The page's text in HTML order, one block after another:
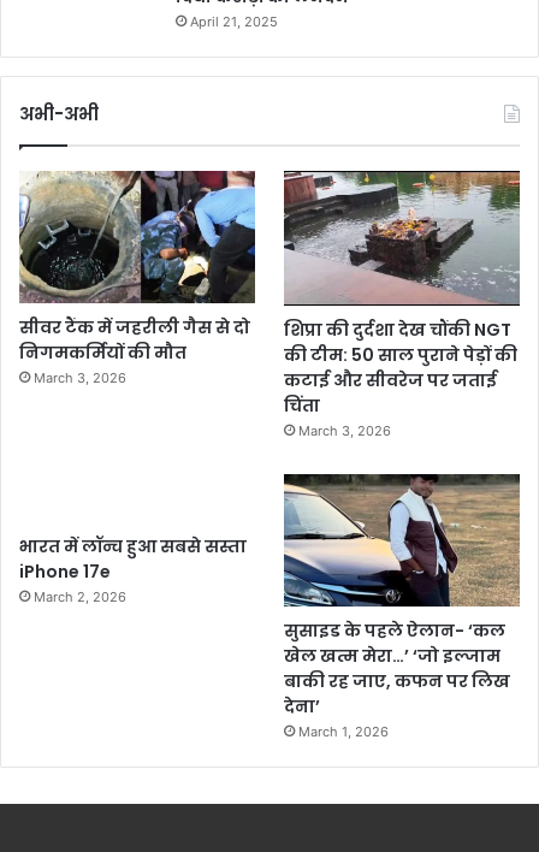
April 21, 2025
अभी-अभी
सीवर टैंक में जहरीली गैस से दो
निगमकर्मियों की मौत
March 3, 2026
शिप्रा की दुर्दशा देख चौंकी NGT
की टीम: 50 साल पुराने पेड़ों की
कटाई और सीवरेज पर जताई
चिंता
March 3, 2026
भारत में लॉन्च हुआ सबसे सस्ता
iPhone 17e
March 2, 2026
सुसाइड के पहले ऐलान- ‘कल
खेल खत्म मेरा…’ ‘जो इल्जाम
बाकी रह जाए, कफन पर लिख
देना’
March 1, 2026